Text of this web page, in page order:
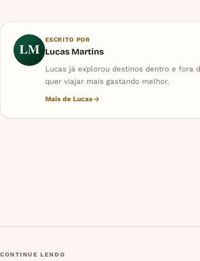
LM
ESCRITO POR
Lucas Martins
Lucas já explorou destinos dentro e fora
quer viajar mais gastando melhor.
Mais de Lucas
CONTINUE LENDO